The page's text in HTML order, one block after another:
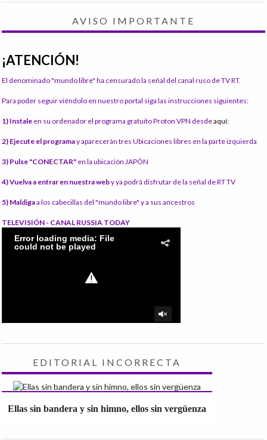
AVISO IMPORTANTE
¡ATENCIÓN!
El denominado "mundo libre" ha censurado la señal del canal ruso de TV RT.
Para poder seguir viéndolo en nuestro portal siga las instrucciones siguientes:
1) Instale en su ordenador el programa gratuito Proton VPN desdeaquí:
2) Ejecute el programay aparecerán tres Ubicaciones libres en la parte izquierda
3) Pulse "CONECTAR" en la ubicación JAPÓN
4) Vuelva a entrar en nuestra weby ya podrá disfrutar de la señal de RT TV
5) Maldigaa los cabecillas del "mundo libre" y a sus ancestros
TELEVISIÓN - CANAL RUSSIA TODAY
EDITORIAL INCORRECTA
Ellas sin bandera y sin himno, ellos sin vergüenza